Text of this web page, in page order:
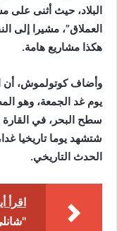
البلاد، حيث أثنى
العملاق”، مشيرا إلى
هكذا مشاريع هامة.
وأضاف كوتولموش، أن
يوم غد الجمعة، وهو
سطح البحر، في القارة
شتشهد يوما تاريخيا
الحدث التاريخي.
اقرأ